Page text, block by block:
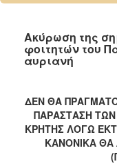
2024
2022
2021
2019
2018
Ακύρωση της
φοιτητών του
αυριανή
ΔΕΝ ΘΑ
ΠΑΡΑΣΤΑΣΗ
ΚΡΗΤΗΣ ΛΟΓΩ
ΚΑΝΟΝΙΚΑ ΘΑ